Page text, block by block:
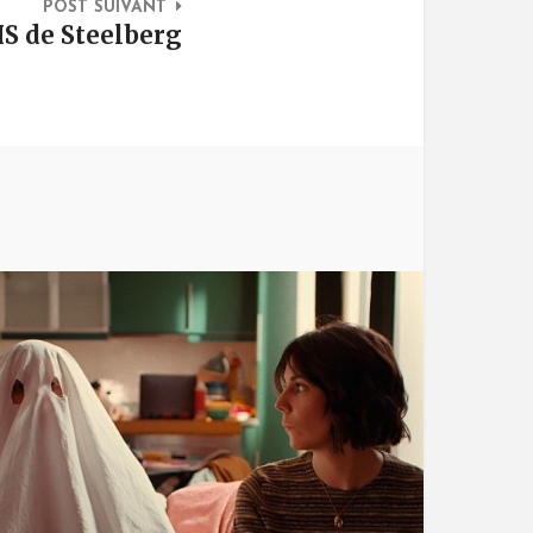
POST SUIVANT
de Steelberg